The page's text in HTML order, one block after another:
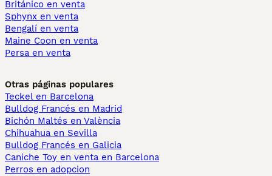
Británico en venta
Sphynx en venta
Bengalí en venta
Maine Coon en venta
Persa en venta
Otras páginas populares
Teckel en Barcelona
Bulldog Francés en Madrid
Bichón Maltés en València
Chihuahua en Sevilla
Bulldog Francés en Galicia
Caniche Toy en venta en Barcelona
Perros en adopcion